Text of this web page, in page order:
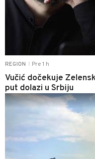
REGION Pre 1 h
Vučić dočekuje
put dolazi u Srbiju